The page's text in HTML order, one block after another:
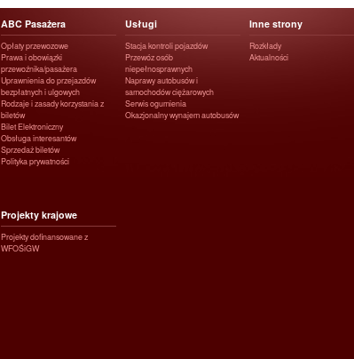
ABC Pasażera
Opłaty przewozowe
Prawa i obowiązki
przewoźnika/pasażera
Uprawnienia do przejazdów
bezpłatnych i ulgowych
Rodzaje i zasady korzystania z
biletów
Bilet Elektroniczny
Obsługa interesantów
Sprzedaż biletów
Polityka prywatności
Usługi
Stacja kontroli pojazdów
Przewóz osób
niepełnosprawnych
Naprawy autobusów i
samochodów ciężarowych
Serwis ogumienia
Okazjonalny wynajem autobusów
Inne strony
Rozkłady
Aktualności
Projekty krajowe
Projekty dofinansowane z
WFOŚiGW